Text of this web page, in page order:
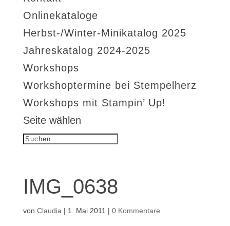
Onlinekataloge
Herbst-/Winter-Minikatalog 2025
Jahreskatalog 2024-2025
Workshops
Workshoptermine bei Stempelherz
Workshops mit Stampin’ Up!
Seite wählen
IMG_0638
von Claudia | 1. Mai 2011 | 0 Kommentare